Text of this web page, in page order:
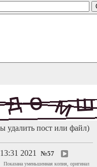
удалить пост или файл)
2021 №57
Показана уменьшенная копия, оригинал